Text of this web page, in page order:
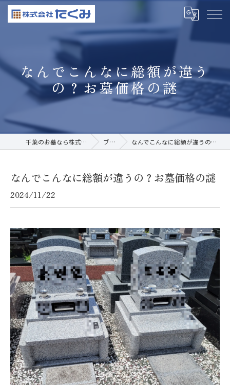
なんでこんなに総額が違う
の？お墓価格の謎
千葉のお墓なら株式会社たくみ ブログ なんでこんなに総額が違うの？お墓価格の謎
なんでこんなに総額が違うの？お墓価格の謎
2024/11/22